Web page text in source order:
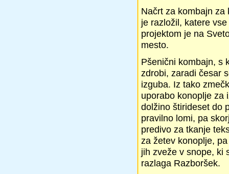
Načrt za kombajn
je razložil, katere
projektom je na
mesto.
Pšenični kombajn, s
zdrobi, zaradi česar
izguba. Iz tako
uporabo konoplje za
dolžino štirideset do
pravilno lomi, pa
predivo za tkanje
za žetev konoplje,
jih zveže v snope, ki
razlaga Razboršek.